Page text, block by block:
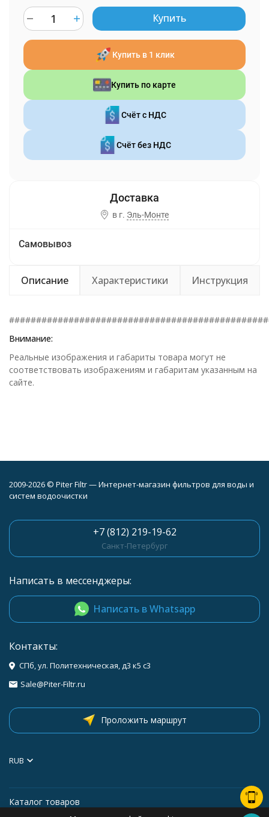
Купить
Купить в 1 клик
Купить по карте
Счёт с НДС
Счёт без НДС
в г. Эль-Монте
Самовывоз
Описание Характеристики Инструкция
Внимание:
Реальные изображения и габариты товара могут не
соответствовать изображениям и габаритам указанным на
сайте.
2009-2026 © Piter Filtr — Интернет-магазин фильтров для воды и
систем водоочистки
+7 (812) 219-19-62
Санкт-Петербург
Написать в мессенджеры:
Написать в Whatsapp
Контакты:
СПб, ул. Политехническая, д3 к5 с3
Sale@Piter-Filtr.ru
Проложить маршрут
RUB
Каталог товаров